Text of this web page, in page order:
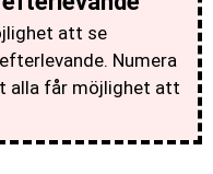
att se
Numera
alla får möjlighet att